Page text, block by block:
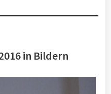
in Bildern